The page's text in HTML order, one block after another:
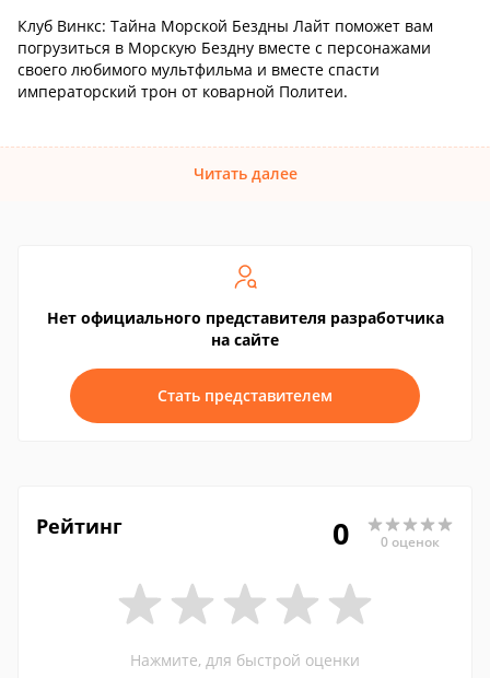
Клуб Винкс: Тайна Морской Бездны Лайт поможет вам
погрузиться в Морскую Бездну вместе с персонажами
своего любимого мультфильма и вместе спасти
императорский трон от коварной Политеи.
Читать далее
Нет официального представителя разработчика
на сайте
Стать представителем
Рейтинг 0 0 оценок
Нажмите, для быстрой оценки